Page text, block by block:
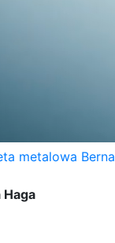
metalowa Berna